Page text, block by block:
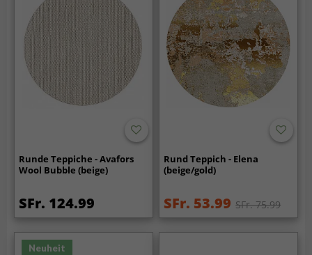
Runde Teppiche - Avafors
Wool Bubble (beige)
SFr. 124.99
Rund Teppich - Elena
(beige/gold)
SFr. 53.99 SFr. 75.99
Neuheit